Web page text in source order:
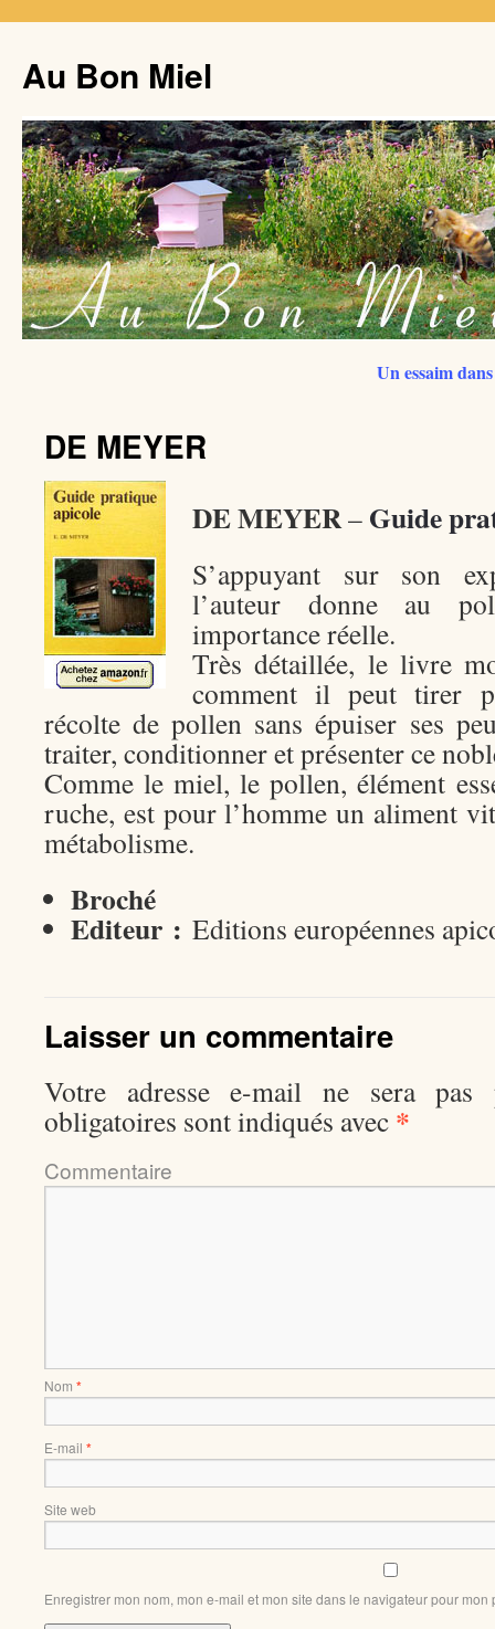
Au Bon Miel
Un essaim
DE MEYER
DE MEYER– Guide
S’appuyant sur son
l’auteur donne au
importance réelle.
Très détaillée, le livre
comment il peut tirer
récolte de pollen sans épuiser ses
traiter, conditionner et présenter ce
Comme le miel, le pollen, élément
ruche, est pour l’homme un aliment
métabolisme.
Broché
Editeur : Editions européennes
Laisser un commentaire
Votre adresse e-mail ne sera pas
obligatoires sont indiqués avec *
Nom *
E-mail *
Site web
Enregistrer mon nom, mon e-mail et mon site dans le navigateur pour